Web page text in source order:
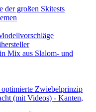
der großen Skitests
Mix aus Slalom- und
optimierte Zwiebelprinzip
(mit Videos) - Kanten,